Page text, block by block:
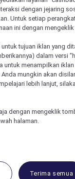
dengan jejaring
Untuk setiap
ini dengan
tujuan iklan yang
dalam versi
untuk menampilkan
mungkin akan
lebih lanjut,
dengan mengeklik
halaman.
Terima semua